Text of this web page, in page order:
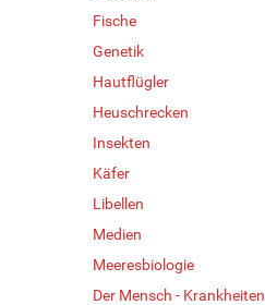
Fische
Genetik
Hautflügler
Heuschrecken
Insekten
Käfer
Libellen
Medien
Meeresbiologie
Der Mensch - Krankheiten